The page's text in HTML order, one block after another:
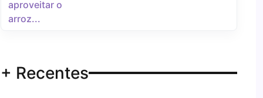
+ Recentes